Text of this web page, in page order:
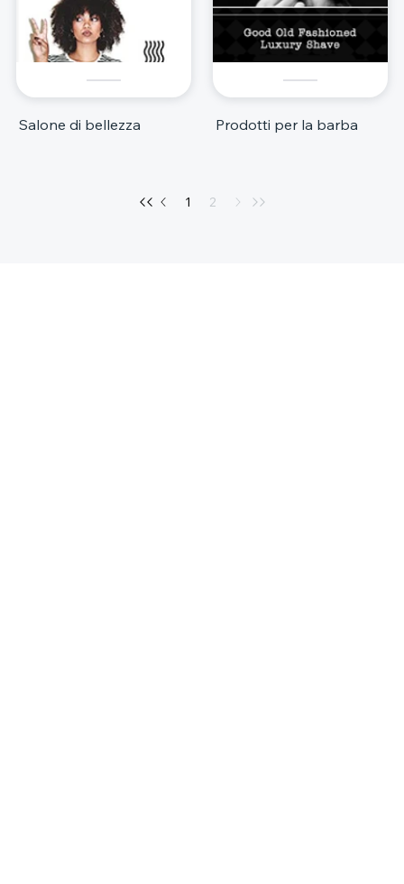
Salone di bellezza Prodotti per la barba
1 2